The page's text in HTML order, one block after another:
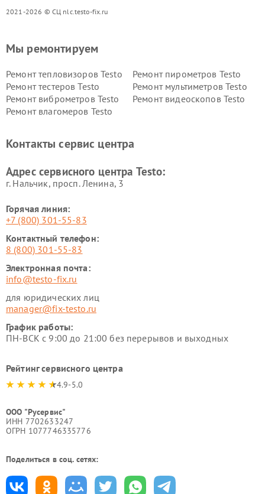
2021-2026 © СЦ nlc.testo-fix.ru
Мы ремонтируем
Ремонт тепловизоров Testo
Ремонт пирометров Testo
Ремонт тестеров Testo
Ремонт мультиметров Testo
Ремонт виброметров Testo
Ремонт видеоскопов Testo
Ремонт влагомеров Testo
Контакты сервис центра
Адрес сервисного центра Testo:
г. Нальчик, просп. Ленина, 3
Горячая линия:
+7 (800) 301-55-83
Контактный телефон:
8 (800) 301-55-83
Электронная почта:
info@testo-fix.ru
для юридических лиц
manager@fix-testo.ru
График работы:
ПН-ВСК с 9:00 до 21:00 без перерывов и выходных
Рейтинг сервисного центра
4.9-5.0
ООО "Русервис"
ИНН 7702633247
ОГРН 1077746335776
Поделиться в соц. сетях: